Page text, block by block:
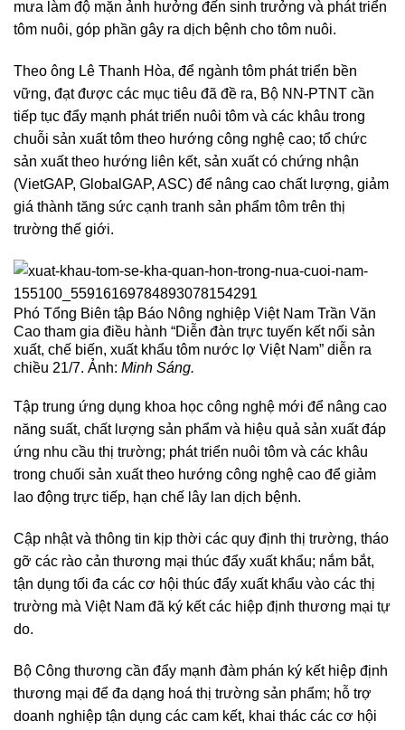
mưa làm độ mặn ảnh hưởng đến sinh trưởng và phát triển
tôm nuôi, góp phần gây ra dịch bệnh cho tôm nuôi.
Theo ông Lê Thanh Hòa, để ngành tôm phát triển bền
vững, đạt được các mục tiêu đã đề ra, Bộ NN-PTNT cần
tiếp tục đẩy mạnh phát triển nuôi tôm và các khâu trong
chuỗi sản xuất tôm theo hướng công nghệ cao; tổ chức
sản xuất theo hướng liên kết, sản xuất có chứng nhận
(VietGAP, GlobalGAP, ASC) để nâng cao chất lượng, giảm
giá thành tăng sức cạnh tranh sản phẩm tôm trên thị
trường thế giới.
Phó Tổng Biên tập Báo Nông nghiệp Việt Nam Trần Văn
Cao tham gia điều hành “Diễn đàn trực tuyến kết nối sản
xuất, chế biến, xuất khẩu tôm nước lợ Việt Nam” diễn ra
chiều 21/7. Ảnh: Minh Sáng.
Tập trung ứng dụng khoa học công nghệ mới để nâng cao
năng suất, chất lượng sản phẩm và hiệu quả sản xuất đáp
ứng nhu cầu thị trường; phát triển nuôi tôm và các khâu
trong chuối sản xuất theo hướng công nghệ cao để giảm
lao động trực tiếp, hạn chế lây lan dịch bệnh.
Cập nhật và thông tin kịp thời các quy định thị trường, tháo
gỡ các rào cản thương mại thúc đẩy xuất khẩu; nắm bắt,
tận dụng tối đa các cơ hội thúc đẩy xuất khẩu vào các thị
trường mà Việt Nam đã ký kết các hiệp định thương mại tự
do.
Bộ Công thương cần đẩy mạnh đàm phán ký kết hiệp định
thương mại để đa dạng hoá thị trường sản phẩm; hỗ trợ
doanh nghiệp tận dụng các cam kết, khai thác các cơ hội